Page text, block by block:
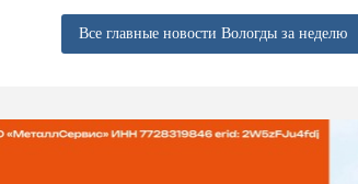
Все главные новости Вологды за неделю